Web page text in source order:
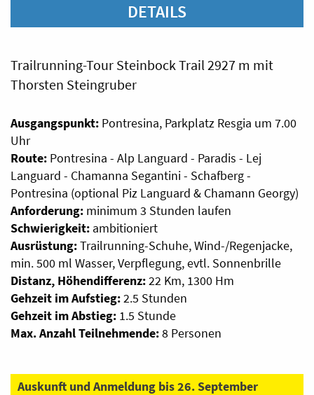
DETAILS
Trailrunning-Tour Steinbock Trail 2927 m mit
Thorsten Steingruber
Ausgangspunkt: Pontresina, Parkplatz Resgia um 7.00
Uhr
Route: Pontresina - Alp Languard - Paradis - Lej
Languard - Chamanna Segantini - Schafberg -
Pontresina (optional Piz Languard & Chamann Georgy)
Anforderung: minimum 3 Stunden laufen
Schwierigkeit: ambitioniert
Ausrüstung:Trailrunning-Schuhe, Wind-/Regenjacke,
min. 500 ml Wasser, Verpflegung, evtl. Sonnenbrille
Distanz, Höhendifferenz:22 Km, 1300 Hm
Gehzeit im Aufstieg:2.5 Stunden
Gehzeit im Abstieg: 1.5 Stunde
Max. Anzahl Teilnehmende:8 Personen
Auskunft und Anmeldung bis 26. September